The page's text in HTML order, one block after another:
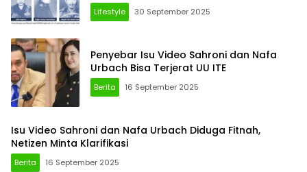
Lifestyle 30 September 2025
Penyebar Isu Video Sahroni dan Nafa
Urbach Bisa Terjerat UU ITE
Berita 16 September 2025
Isu Video Sahroni dan Nafa Urbach Diduga Fitnah,
Netizen Minta Klarifikasi
Berita 16 September 2025